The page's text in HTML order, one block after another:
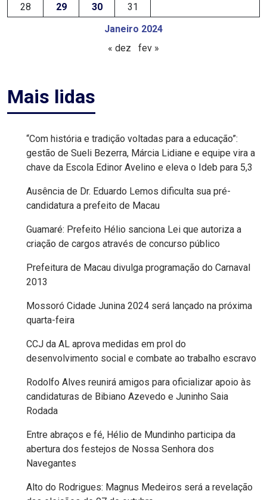
EMANCIPAÇÃO
ENTREVISTA
ESPORTE
EVENTOS
FAKE
FANEX
FESTA
DAS
CRIANÇAS
FESTA
DO
SAL
FINANCEIRO
FOLIA
Janeiro 2024
28
29 30 31
« dez fev »
Mais lidas
“Com história e tradição voltadas para a educação”:
gestão de Sueli Bezerra, Márcia Lidiane e equipe vira a
chave da Escola Edinor Avelino e eleva o Ideb para 5,3
Ausência de Dr. Eduardo Lemos dificulta sua pré-
candidatura a prefeito de Macau
Guamaré: Prefeito Hélio sanciona Lei que autoriza a
criação de cargos através de concurso público
Prefeitura de Macau divulga programação do Carnaval
2013
Mossoró Cidade Junina 2024 será lançado na próxima
quarta-feira
CCJ da AL aprova medidas em prol do
desenvolvimento social e combate ao trabalho escravo
Rodolfo Alves reunirá amigos para oficializar apoio às
candidaturas de Bibiano Azevedo e Juninho Saia
Rodada
Entre abraços e fé, Hélio de Mundinho participa da
abertura dos festejos de Nossa Senhora dos
Navegantes
Alto do Rodrigues: Magnus Medeiros será a revelação